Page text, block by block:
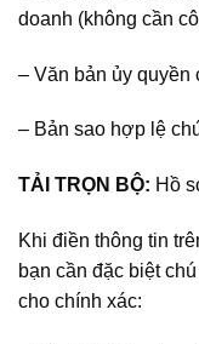
doanh (không cần
– Văn bản ủy
– Bản sao hợp lệ
TẢI TRỌN BỘ: Hồ
Khi điền thông tin
bạn cần đặc biệt
cho chính xác: